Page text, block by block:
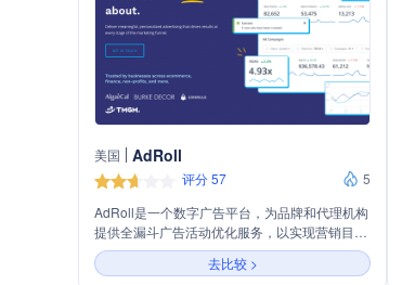
美国 AdRoll
评分 57
5
AdRoll是一个数字广告平台，为品牌和代理机构
提供全漏斗广告活动优化服务，以实现营销目
标。平台支持多种广告渠道，包括展示广告、视
频广告、原生广告、联网电视广告和社交广告，
去比较 >